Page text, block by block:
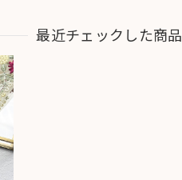
最近チェックした商品